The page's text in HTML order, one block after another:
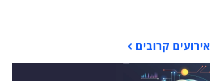
אירועים קרובים